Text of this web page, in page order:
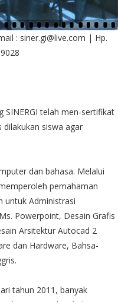
: siner.gi@live.com | Hp.
SINERGI telah men-sertifikat
dilakukan siswa agar
dan bahasa. Melalui
pemahaman
untuk Administrasi
Powerpoint, Desain Grafis
Arsitektur Autocad 2
dan Hardware, Bahsa-
tahun 2011, banyak